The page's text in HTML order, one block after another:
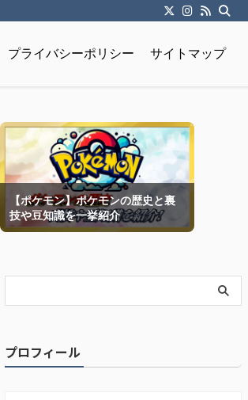
プライバシーポリシー サイトマップ
【ポケモン】ポケモンの歴史と裏
技や豆知識を一挙紹介
プロフィール